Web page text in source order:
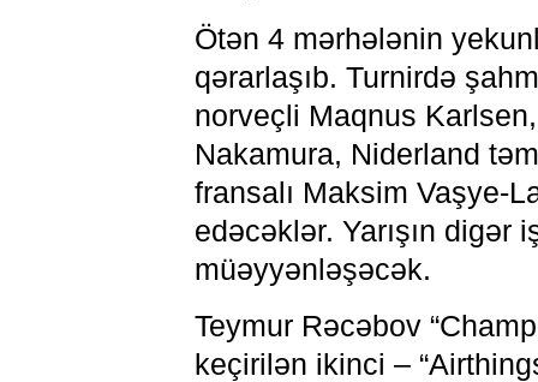
Ötən 4 mərhələnin
qərarlaşıb. Turnirdə
norveçli Maqnus
Nakamura, Niderland
fransalı Maksim Vaşye-
edəcəklər. Yarışın digər
müəyyənləşəcək.
Teymur Rəcəbov
keçirilən ikinci –